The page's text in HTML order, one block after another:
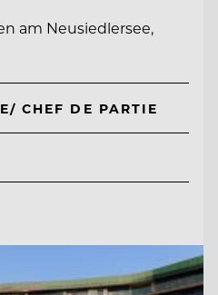
am Neusiedlersee,
CHEF DE PARTIE